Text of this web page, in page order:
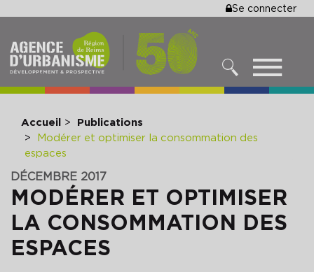
contenu
principal
MENU
DE
Se connecter
MENU
Accueil Publications
Modérer et optimiser la consommation des
espaces
DÉCEMBRE 2017
MODÉRER ET OPTIMISER
LA CONSOMMATION DES
ESPACES